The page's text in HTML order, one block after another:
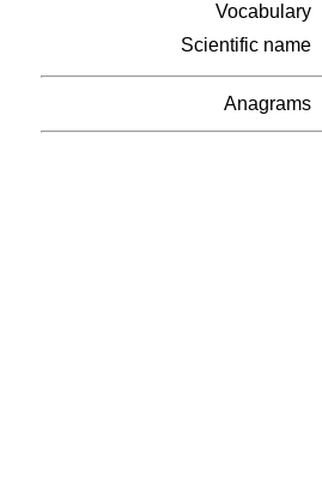
Vocabulary
Scientific name
Anagrams